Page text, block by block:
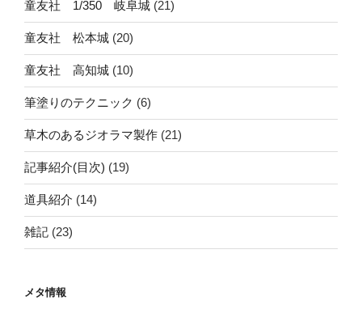
童友社 1/350 岐阜城 (21)
童友社 松本城 (20)
童友社 高知城 (10)
筆塗りのテクニック (6)
草木のあるジオラマ製作 (21)
記事紹介(目次) (19)
道具紹介 (14)
雑記 (23)
メタ情報